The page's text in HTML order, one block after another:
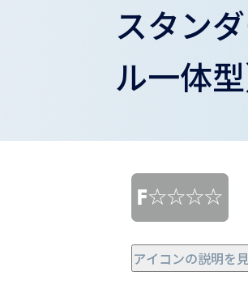
スタン
ル一体
アイコンの説明を